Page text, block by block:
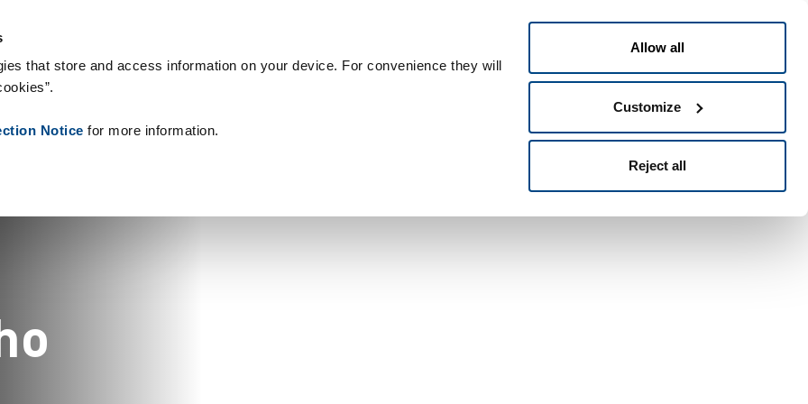
that store and access information on your device. For convenience they will
Notice for more information.
Allow all
Customize
Reject all
& Produkty
o